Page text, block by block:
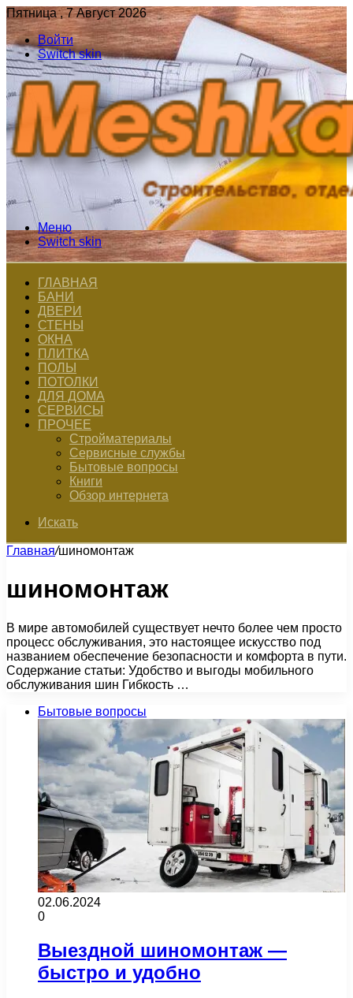
Пятница , 7 Август 2026
Войти
Switch skin
Меню
Switch skin
ГЛАВНАЯ
БАНИ
ДВЕРИ
СТЕНЫ
ОКНА
ПЛИТКА
ПОЛЫ
ПОТОЛКИ
ДЛЯ ДОМА
СЕРВИСЫ
ПРОЧЕЕ
Стройматериалы
Сервисные службы
Бытовые вопросы
Книги
Обзор интернета
Искать
Главная/шиномонтаж
шиномонтаж
В мире автомобилей существует нечто более чем просто
процесс обслуживания, это настоящее искусство под
названием обеспечение безопасности и комфорта в пути.
Содержание статьи: Удобство и выгоды мобильного
обслуживания шин Гибкость …
Бытовые вопросы
02.06.2024
0
Выездной шиномонтаж —
быстро и удобно